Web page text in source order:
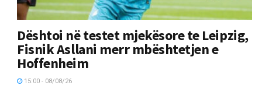
Dështoi në testet mjekësore te Leipzig,
Fisnik Asllani merr mbështetjen e
Hoffenheim
15:00 - 08/08/26